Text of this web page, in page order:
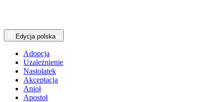
Edycja polska
Adopcja
Uzależnienie
Nastolatek
Akceptacja
Anioł
Apostoł